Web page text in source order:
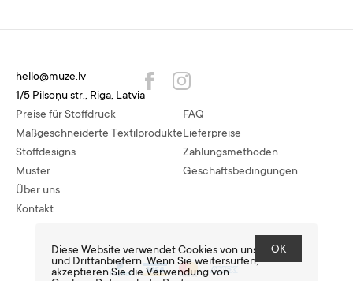
Preise für Stoffdruck
Maßgeschneiderte Textilprodukte
Stoffdesigns
Muster
FAQ
Lieferpreise
Zahlungsmethoden
Geschäftsbedingungen
Über uns
Kontakt
hello@muze.lv
1/5 Pilsoņu str., Riga, Latvia
OK
Diese Website verwendet Cookies von uns
und Drittanbietern. Wenn Sie weitersurfen,
akzeptieren Sie die Verwendung von